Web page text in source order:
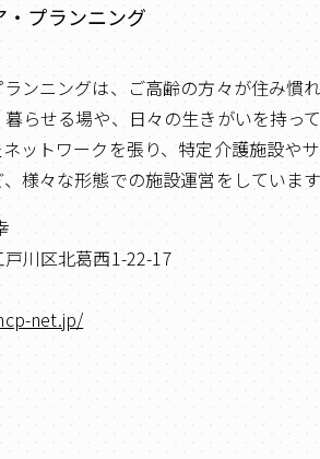
・プランニング
ンニングは、ご高齢の方々が住み慣
らせる場や、日々の生きがいを持っ
ットワークを張り、特定介護施設や
様々な形態での施設運営をしています
区北葛西1-22-17
net.jp/